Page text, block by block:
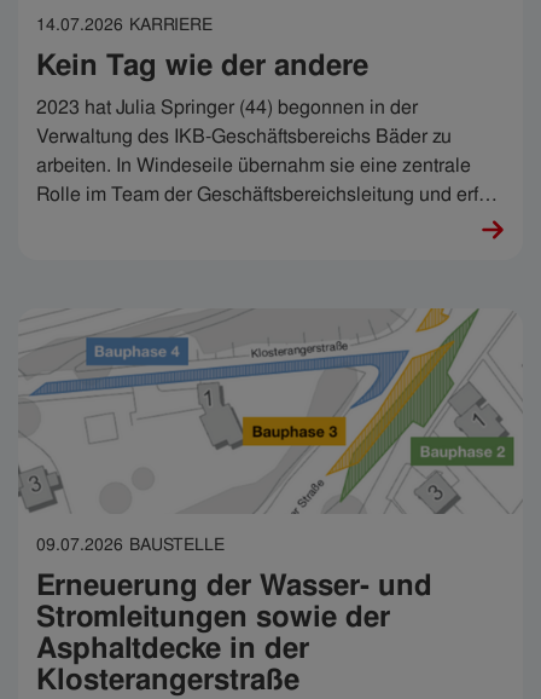
14.07.2026 KARRIERE
Kein Tag wie der andere
2023 hat Julia Springer (44) begonnen in der
Verwaltung des IKB-Geschäftsbereichs Bäder zu
arbeiten. In Windeseile übernahm sie eine zentrale
Rolle im Team der Geschäftsbereichsleitung und erfüllt
ihr breites Aufgabengebiet mit viel Können und noch
„mein Job ist wirklich sehr, sehr, sehr spannend.“
09.07.2026 BAUSTELLE
Erneuerung der Wasser- und
Stromleitungen sowie der
Asphaltdecke in der
Klosterangerstraße